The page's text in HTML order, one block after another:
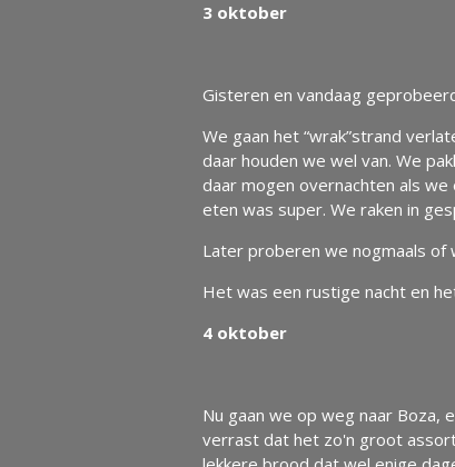
3 oktober
Gisteren en vandaag
We gaan het “wrak”strand
daar houden we wel van. We
daar mogen overnachten als
eten was super. We raken in
Later proberen we nogmaals of
Het was een rustige nacht en
4 oktober
Nu gaan we op weg naar Boza,
verrast dat het zo'n groot